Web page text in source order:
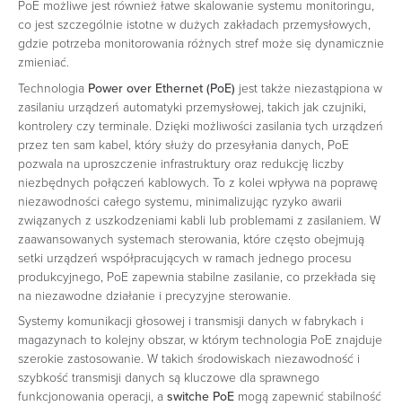
PoE możliwe jest również łatwe skalowanie systemu monitoringu,
co jest szczególnie istotne w dużych zakładach przemysłowych,
gdzie potrzeba monitorowania różnych stref może się dynamicznie
zmieniać.
Technologia Power over Ethernet (PoE) jest także niezastąpiona w
zasilaniu urządzeń automatyki przemysłowej, takich jak czujniki,
kontrolery czy terminale. Dzięki możliwości zasilania tych urządzeń
przez ten sam kabel, który służy do przesyłania danych, PoE
pozwala na uproszczenie infrastruktury oraz redukcję liczby
niezbędnych połączeń kablowych. To z kolei wpływa na poprawę
niezawodności całego systemu, minimalizując ryzyko awarii
związanych z uszkodzeniami kabli lub problemami z zasilaniem. W
zaawansowanych systemach sterowania, które często obejmują
setki urządzeń współpracujących w ramach jednego procesu
produkcyjnego, PoE zapewnia stabilne zasilanie, co przekłada się
na niezawodne działanie i precyzyjne sterowanie.
Systemy komunikacji głosowej i transmisji danych w fabrykach i
magazynach to kolejny obszar, w którym technologia PoE znajduje
szerokie zastosowanie. W takich środowiskach niezawodność i
szybkość transmisji danych są kluczowe dla sprawnego
funkcjonowania operacji, a switche PoE mogą zapewnić stabilność